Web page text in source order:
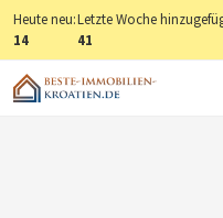
Heute neu:
14
Letzte Woche
41